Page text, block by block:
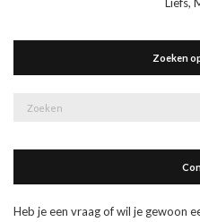
Liefs,
Zoeken
Zoek
Heb je een vraag of wil je gewoon